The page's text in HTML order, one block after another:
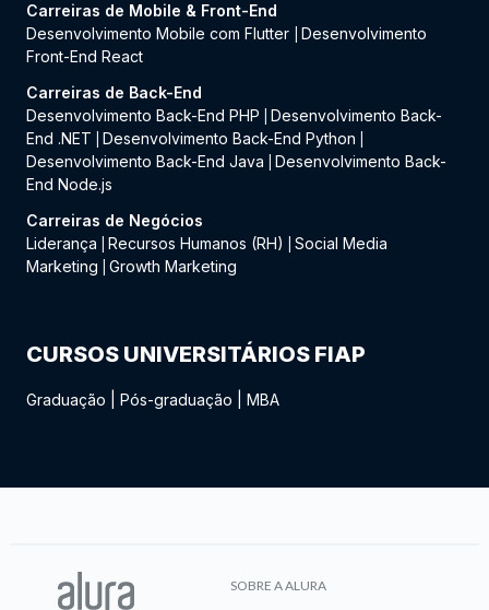
Carreiras de Mobile & Front-End
Desenvolvimento Mobile com Flutter
Desenvolvimento
Front-End React
Carreiras de Back-End
Desenvolvimento Back-End PHP
Desenvolvimento Back-
End .NET
Desenvolvimento Back-End Python
Desenvolvimento Back-End Java
Desenvolvimento Back-
End Node.js
Carreiras de Negócios
Liderança
Recursos Humanos (RH)
Social Media
Marketing
Growth Marketing
CURSOS UNIVERSITÁRIOS FIAP
Graduação Pós-graduação MBA
SOBRE A ALURA